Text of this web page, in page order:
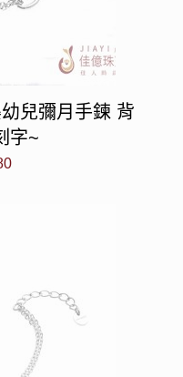
兒彌月手鍊 背
字~